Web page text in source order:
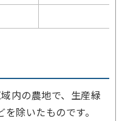
内の農地で、生産緑
除いたものです。